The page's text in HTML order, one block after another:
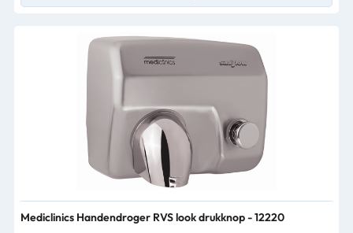
Mediclinics Handendroger RVS look drukknop - 12220